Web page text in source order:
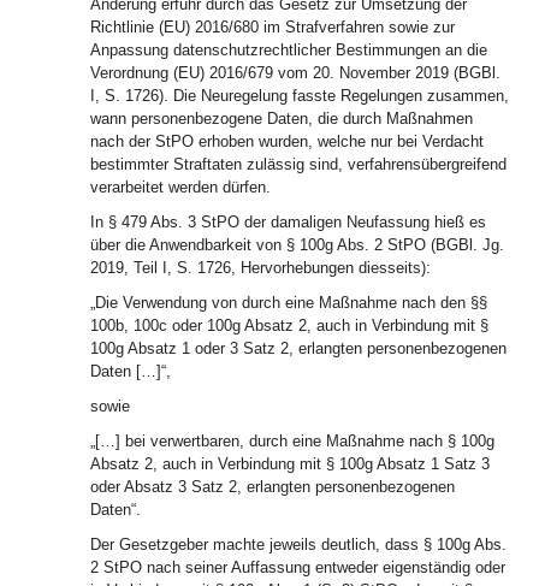
Änderung erfuhr durch das Gesetz zur Umsetzung der
Richtlinie (EU) 2016/680 im Strafverfahren sowie zur
Anpassung datenschutzrechtlicher Bestimmungen an die
Verordnung (EU) 2016/679 vom 20. November 2019 (BGBl.
I, S. 1726). Die Neuregelung fasste Regelungen zusammen,
wann personenbezogene Daten, die durch Maßnahmen
nach der StPO erhoben wurden, welche nur bei Verdacht
bestimmter Straftaten zulässig sind, verfahrensübergreifend
verarbeitet werden dürfen.
In § 479 Abs. 3 StPO der damaligen Neufassung hieß es
über die Anwendbarkeit von § 100g Abs. 2 StPO (BGBl. Jg.
2019, Teil I, S. 1726, Hervorhebungen diesseits):
„Die Verwendung von durch eine Maßnahme nach den §§
100b, 100c oder 100g Absatz 2, auch in Verbindung mit §
100g Absatz 1 oder 3 Satz 2, erlangten personenbezogenen
Daten […]“,
sowie
„[…] bei verwertbaren, durch eine Maßnahme nach § 100g
Absatz 2, auch in Verbindung mit § 100g Absatz 1 Satz 3
oder Absatz 3 Satz 2, erlangten personenbezogenen
Daten“.
Der Gesetzgeber machte jeweils deutlich, dass § 100g Abs.
2 StPO nach seiner Auffassung entweder eigenständig oder